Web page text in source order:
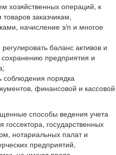
хозяйственных операций, к
товаров заказчикам,
начисление з/п и многое
баланс активов и
сохранению предприятия и
соблюдения порядка
финансовой и кассовой
способы ведения учета
государственных
нотариальных палат и
предприятий,